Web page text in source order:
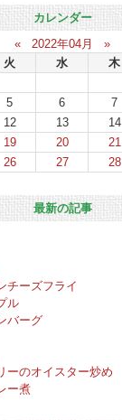
カレンダー
«
2022年04月
»
火 水 木
5 6 7
12 13 14
19 20 21
26 27 28
最新の記事
ーズフライ
ル
バーグ
のオイスター炒め
ー煮